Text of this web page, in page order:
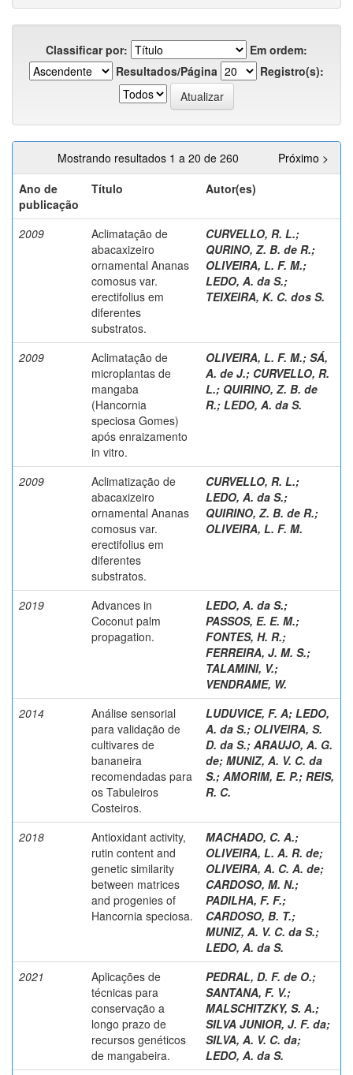
Classificar por:
Em ordem:
Resultados/Página
Registro(s):
Mostrando resultados 1 a 20 de 260
Próximo >
Ano de
publicação
Título Autor(es)
2009
Aclimatação de
abacaxizeiro
ornamental Ananas
comosus var.
erectifolius em
diferentes
substratos.
CURVELLO, R. L.;
QURINO, Z. B. de R.;
OLIVEIRA, L. F. M.;
LEDO, A. da S.;
TEIXEIRA, K. C. dos S.
2009
Aclimatação de
microplantas de
mangaba
(Hancornia
speciosa Gomes)
após enraizamento
in vitro.
OLIVEIRA, L. F. M.; SÁ,
A. de J.; CURVELLO, R.
L.; QUIRINO, Z. B. de
R.; LEDO, A. da S.
2009
Aclimatização de
abacaxizeiro
ornamental Ananas
comosus var.
erectifolius em
diferentes
substratos.
CURVELLO, R. L.;
LEDO, A. da S.;
QUIRINO, Z. B. de R.;
OLIVEIRA, L. F. M.
2019
Advances in
Coconut palm
propagation.
LEDO, A. da S.;
PASSOS, E. E. M.;
FONTES, H. R.;
FERREIRA, J. M. S.;
TALAMINI, V.;
VENDRAME, W.
2014
Análise sensorial
para validação de
cultivares de
bananeira
recomendadas para
os Tabuleiros
Costeiros.
LUDUVICE, F. A; LEDO,
A. da S.; OLIVEIRA, S.
D. da S.; ARAUJO, A. G.
de; MUNIZ, A. V. C. da
S.; AMORIM, E. P.; REIS,
R. C.
2018
Antioxidant activity,
rutin content and
genetic similarity
between matrices
and progenies of
Hancornia speciosa.
MACHADO, C. A.;
OLIVEIRA, L. A. R. de;
OLIVEIRA, A. C. A. de;
CARDOSO, M. N.;
PADILHA, F. F.;
CARDOSO, B. T.;
MUNIZ, A. V. C. da S.;
LEDO, A. da S.
2021
Aplicações de
técnicas para
conservação a
longo prazo de
recursos genéticos
de mangabeira.
PEDRAL, D. F. de O.;
SANTANA, F. V.;
MALSCHITZKY, S. A.;
SILVA JUNIOR, J. F. da;
SILVA, A. V. C. da;
LEDO, A. da S.